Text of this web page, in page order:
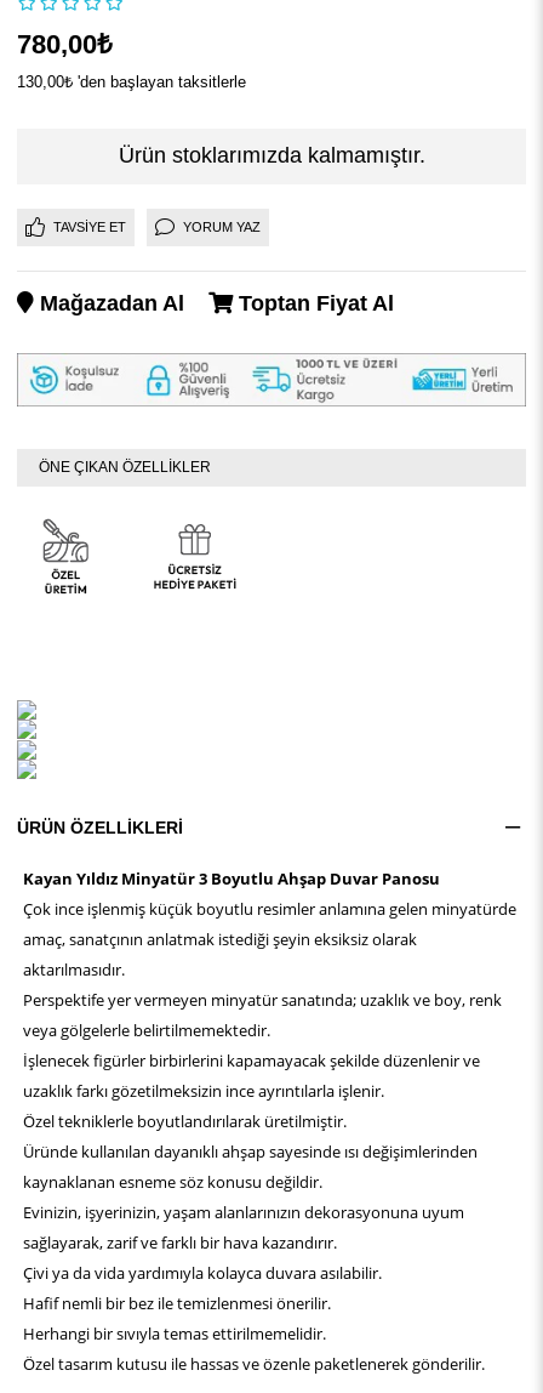
780,00₺
130,00₺ 'den başlayan taksitlerle
Ürün stoklarımızda kalmamıştır.
TAVSIYE ET YORUM YAZ
Mağazadan Al Toptan Fiyat Al
ÖNE ÇIKAN ÖZELLİKLER
ÜRÜN ÖZELLIKLERI
Kayan Yıldız Minyatür 3 Boyutlu Ahşap Duvar Panosu
Çok ince işlenmiş küçük boyutlu resimler anlamına gelen minyatürde
amaç, sanatçının anlatmak istediği şeyin eksiksiz olarak
aktarılmasıdır.
Perspektife yer vermeyen minyatür sanatında; uzaklık ve boy, renk
veya gölgelerle belirtilmemektedir.
İşlenecek figürler birbirlerini kapamayacak şekilde düzenlenir ve
uzaklık farkı gözetilmeksizin ince ayrıntılarla işlenir.
Özel tekniklerle boyutlandırılarak üretilmiştir.
Üründe kullanılan dayanıklı ahşap sayesinde ısı değişimlerinden
kaynaklanan esneme söz konusu değildir.
Evinizin, işyerinizin, yaşam alanlarınızın dekorasyonuna uyum
sağlayarak, zarif ve farklı bir hava kazandırır.
Çivi ya da vida yardımıyla kolayca duvara asılabilir.
Hafif nemli bir bez ile temizlenmesi önerilir.
Herhangi bir sıvıyla temas ettirilmemelidir.
Özel tasarım kutusu ile hassas ve özenle paketlenerek gönderilir.